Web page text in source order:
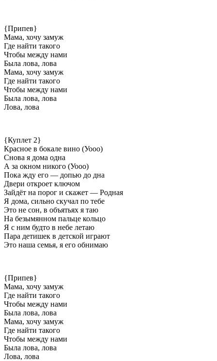
{Припев}
Мама, хочу замуж
Где найти такого
Чтобы между нами
Была лова, лова
Мама, хочу замуж
Где найти такого
Чтобы между нами
Была лова, лова
Лова, лова
{Куплет 2}
Красное в бокале вино (Уооо)
Снова я дома одна
А за окном никого (Уооо)
Пока жду его — допью до дна
Двери откроет ключом
Зайдёт на порог и скажет — Родная
Я дома, сильно скучал по тебе
Это не сон, в объятьях я таю
На безымянном пальце кольцо
Я с ним будто в небе летаю
Пара детишек в детской играют
Это наша семья, я его обнимаю
{Припев}
Мама, хочу замуж
Где найти такого
Чтобы между нами
Была лова, лова
Мама, хочу замуж
Где найти такого
Чтобы между нами
Была лова, лова
Лова, лова